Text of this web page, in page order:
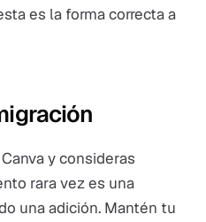
es la forma correcta a
y consideras
rara vez es una
una adición. Mantén tu